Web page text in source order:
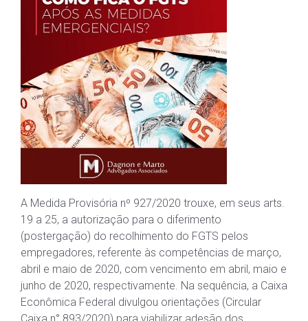
A Medida Provisória nº 927/2020 trouxe, em seus arts.
19 a 25, a autorização para o diferimento
(postergação) do recolhimento do FGTS pelos
empregadores, referente às competências de março,
abril e maio de 2020, com vencimento em abril, maio e
junho de 2020, respectivamente. Na sequência, a Caixa
Econômica Federal divulgou orientações (Circular